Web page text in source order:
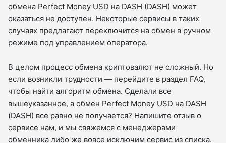
обмена Perfect Money USD на DASH (DASH) может
оказаться не доступен. Некоторые сервисы в таких
случаях предлагают переключится на обмен в ручном
режиме под управлением оператора.
В целом процесс обмена криптовалют не сложный. Но
если возникли трудности — перейдите в раздел FAQ,
чтобы найти алгоритм обмена. Сделали все
вышеуказанное, а обмен Perfect Money USD на DASH
(DASH) все равно не получается? Напишите отзыв о
сервисе нам, и мы свяжемся с менеджерами
обменника либо же вовсе исключим сервис из списка.